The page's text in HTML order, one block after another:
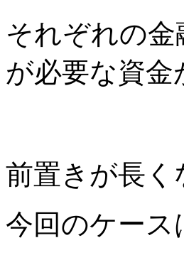
それぞれの
が必要な資
前置きが長
今回のケース